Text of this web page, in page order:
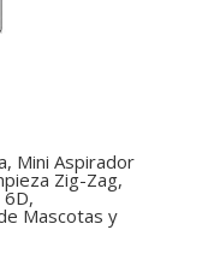
Mini Aspirador
Zig-Zag,
6D,
Mascotas y